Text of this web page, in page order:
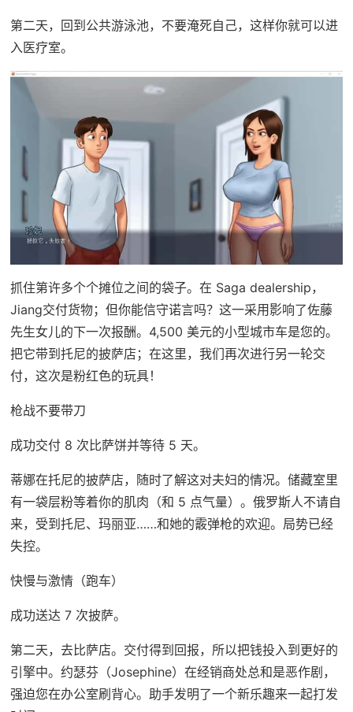
第二天，回到公共游泳池，不要淹死自己，这样你就可以进
入医疗室。
抓住第许多个个摊位之间的袋子。在 Saga dealership，
Jiang交付货物；但你能信守诺言吗？这一采用影响了佐藤
先生女儿的下一次报酬。4,500 美元的小型城市车是您的。
把它带到托尼的披萨店；在这里，我们再次进行另一轮交
付，这次是粉红色的玩具！
枪战不要带刀
成功交付 8 次比萨饼并等待 5 天。
蒂娜在托尼的披萨店，随时了解这对夫妇的情况。储藏室里
有一袋层粉等着你的肌肉（和 5 点气量）。俄罗斯人不请自
来，受到托尼、玛丽亚……和她的霰弹枪的欢迎。局势已经
失控。
快慢与激情（跑车）
成功送达 7 次披萨。
第二天，去比萨店。交付得到回报，所以把钱投入到更好的
引擎中。约瑟芬（Josephine）在经销商处总和是恶作剧，
强迫您在办公室刷背心。助手发明了一个新乐趣来一起打发